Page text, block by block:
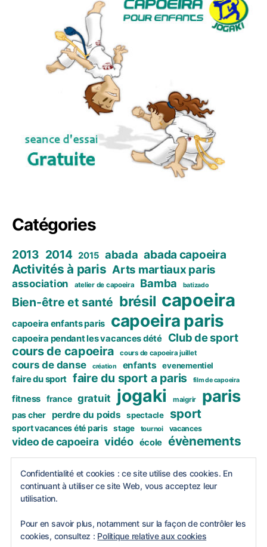
Confidentialité et cookies : ce site utilise des cookies. En
continuant à utiliser ce site Web, vous acceptez leur
utilisation.
Pour en savoir plus, notamment sur la façon de contrôler les
cookies, consultez : Politique relative aux cookies
Catégories
2013 2014 2015 abada abada capoeira
Activités à paris Arts martiaux paris
association atelier de capoeira Bamba batizado
Bien-être et santé brésil capoeira
capoeira enfants paris capoeira paris
capoeira pendant les vacances dété Club de sport
cours de capoeira cours de capoeira juillet
cours de danse création enfants evenementiel
faire du sport faire du sport a paris film de capoeira
fitness france gratuit jogaki maigrir paris
pas cher perdre du poids spectacle sport
sport vacances été paris stage tournoi vacances
video de capoeira vidéo école évènements
https://www.instagram.com/bamba_capoeira_p
aris